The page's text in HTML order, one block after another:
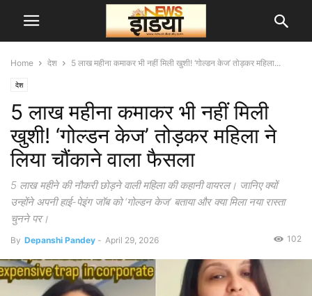
Home देश 5 लाख महीना कमाकर भी नहीं मिली खुशी! ‘गोल्डन केज’ तोड़कर महिला...
देश
5 लाख महीना कमाकर भी नहीं मिली
खुशी! ‘गोल्डन केज’ तोड़कर महिला ने
लिया चौंकाने वाला फैसला
5 लाख महीने की नौकरी छोड़ने वाली महिला की कहानी वायरल। जानिए क्यों
उन्होंने अपनी हाई-पेइंग जॉब को ‘गोल्डन केज’ बताया और क्या मिला नया रास्ता
चुनने पर।
By Depanshi Pandey - April 29, 2026 102